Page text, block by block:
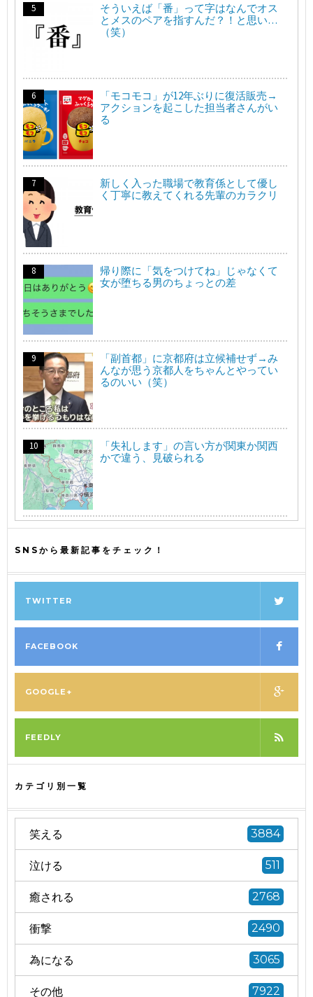
そういえば「番」って字はなんでオス
とメスのペアを指すんだ？！と思い…
（笑）
「モコモコ」が12年ぶりに復活販売→
アクションを起こした担当者さんがい
る
新しく入った職場で教育係として優し
く丁寧に教えてくれる先輩のカラクリ
帰り際に「気をつけてね」じゃなくて
女が堕ちる男のちょっとの差
「副首都」に京都府は立候補せず→み
んなが思う京都人をちゃんとやってい
るのいい（笑）
「失礼します」の言い方が関東か関西
かで違う、見破られる
SNSから最新記事をチェック！
TWITTER
FACEBOOK
GOOGLE+
FEEDLY
カテゴリ別一覧
笑える 3884
泣ける 511
癒される 2768
衝撃 2490
為になる 3065
その他 7922